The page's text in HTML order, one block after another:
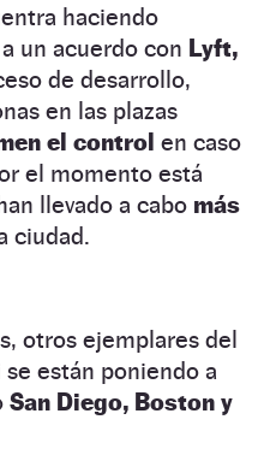
haciendo
un acuerdo con Lyft,
de desarrollo,
en las plazas
el control en caso
el momento está
llevado a cabo más
ciudad.
otros ejemplares del
están poniendo a
San Diego, Boston y